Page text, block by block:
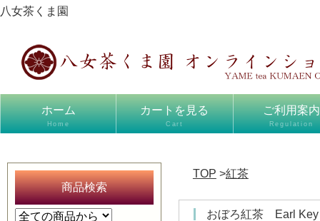
八女茶くま園
ホーム
Home
カートを見る
Cart
ご利用案内
Regulation
TOP >紅茶
おぼろ紅茶 Earl
商品検索